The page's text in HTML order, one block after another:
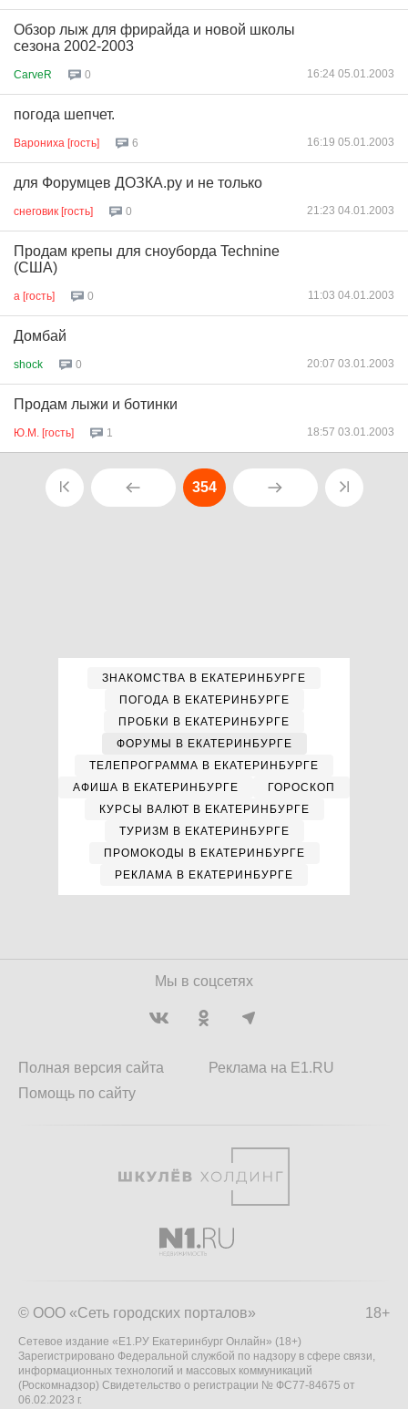
Обзор лыж для фрирайда и новой школы
сезона 2002-2003
CarveR 0 16:24 05.01.2003
погода шепчет.
Варониха [гость] 6 16:19 05.01.2003
для Форумцев ДОЗКА.ру и не только
снеговик [гость] 0 21:23 04.01.2003
Продам крепы для сноуборда Technine
(США)
a [гость] 0 11:03 04.01.2003
Домбай
shock 0 20:07 03.01.2003
Продам лыжи и ботинки
Ю.М. [гость] 1 18:57 03.01.2003
354
ЗНАКОМСТВА В ЕКАТЕРИНБУРГЕ
ПОГОДА В ЕКАТЕРИНБУРГЕ
ПРОБКИ В ЕКАТЕРИНБУРГЕ
ФОРУМЫ В ЕКАТЕРИНБУРГЕ
ТЕЛЕПРОГРАММА В ЕКАТЕРИНБУРГЕ
АФИША В ЕКАТЕРИНБУРГЕ
ГОРОСКОП
КУРСЫ ВАЛЮТ В ЕКАТЕРИНБУРГЕ
ТУРИЗМ В ЕКАТЕРИНБУРГЕ
ПРОМОКОДЫ В ЕКАТЕРИНБУРГЕ
РЕКЛАМА В ЕКАТЕРИНБУРГЕ
Мы в соцсетях
Полная версия сайта
Помощь по сайту
Реклама на E1.RU
18+
© ООО «Сеть городских порталов»
Сетевое издание «Е1.РУ Екатеринбург Онлайн» (18+)
Зарегистрировано Федеральной службой по надзору в сфере связи,
информационных технологий и массовых коммуникаций
(Роскомнадзор) Свидетельство о регистрации № ФС77-84675 от
06.02.2023 г.